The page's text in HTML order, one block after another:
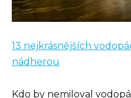
13 nejkrásnějších
nádherou
Kdo by nemiloval